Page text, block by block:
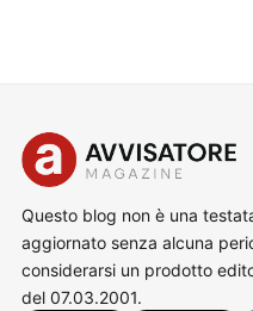
Questo blog non è una
aggiornato senza alcuna
considerarsi un prodotto
del 07.03.2001.